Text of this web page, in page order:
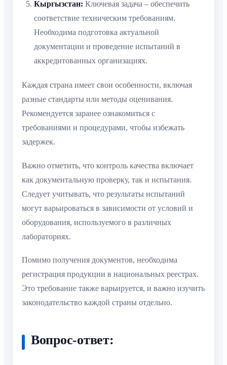
Кыргызстан: Ключевая задача – обеспечить
соответствие техническим требованиям.
Необходима подготовка актуальной
документации и проведение испытаний в
аккредитованных организациях.
Каждая страна имеет свои особенности, включая
разные стандарты или методы оценивания.
Рекомендуется заранее ознакомиться с
требованиями и процедурами, чтобы избежать
задержек.
Важно отметить, что контроль качества включает
как документальную проверку, так и испытания.
Следует учитывать, что результаты испытаний
могут варьироваться в зависимости от условий и
оборудования, используемого в различных
лабораториях.
Помимо получения документов, необходима
регистрация продукции в национальных реестрах.
Это требование также варьируется, и важно изучить
законодательство каждой страны отдельно.
Вопрос-ответ: